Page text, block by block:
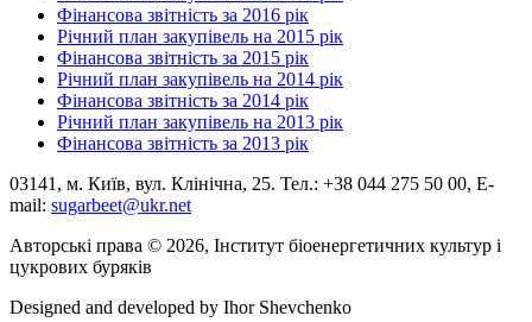
Фінансова звітність за 2016 рік
Річний план закупівель на 2015 рік
Фінансова звітність за 2015 рік
Річний план закупівель на 2014 рік
Фінансова звітність за 2014 рік
Річний план закупівель на 2013 рік
Фінансова звітність за 2013 рік
03141, м. Київ, вул. Клінічна, 25. Тел.: +38 044 275 50 00, E-
mail: sugarbeet@ukr.net
Авторські права © 2026, Інститут біоенергетичних культур і
цукрових буряків
Designed and developed by Ihor Shevchenko